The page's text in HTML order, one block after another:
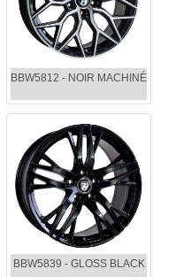
BBW5812 - NOIR MACHINÉ
BBW5839 - GLOSS BLACK